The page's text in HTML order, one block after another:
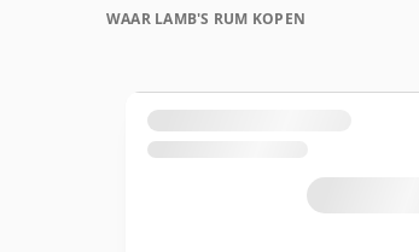
WAAR LAMB'S RUM KOPEN